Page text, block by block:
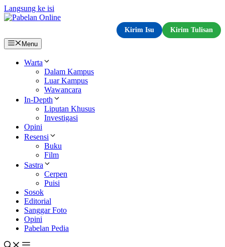
Langsung ke isi
Kirim Isu
Kirim Tulisan
Menu
Warta
Dalam Kampus
Luar Kampus
Wawancara
In-Depth
Liputan Khusus
Investigasi
Opini
Resensi
Buku
Film
Sastra
Cerpen
Puisi
Sosok
Editorial
Sanggar Foto
Opini
Pabelan Pedia